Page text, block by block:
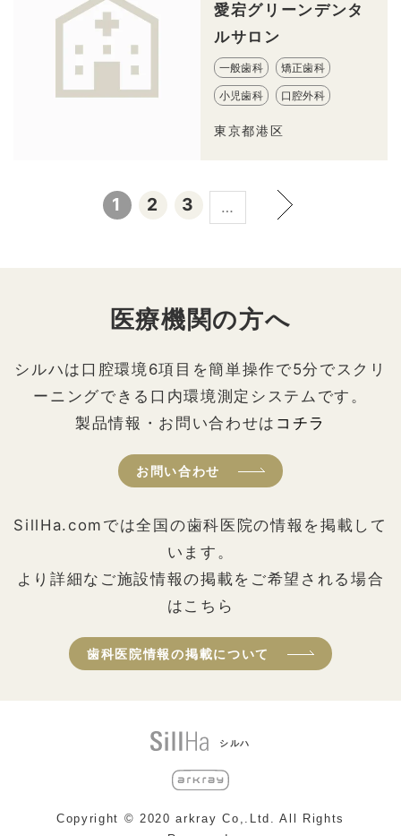
愛宕グリーンデンタ
ルサロン
一般歯科 矯正歯科
小児歯科 口腔外科
東京都港区
1 2 3 …
医療機関の方へ
シルハは口腔環境6項目を簡単操作で5分でスクリ
ーニングできる口内環境測定システムです。
製品情報・お問い合わせは コチラ
お問い合わせ
SillHa.comでは全国の歯科医院の情報を掲載して
います。
より詳細なご施設情報の掲載をご希望される場合
はこちら
歯科医院情報の掲載について
シルハ
Copyright © 2020 arkray Co,.Ltd. All Rights